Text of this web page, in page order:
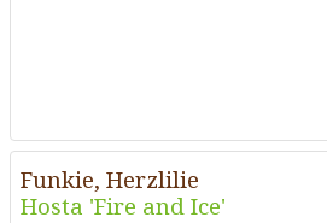
Funkie, Herzlilie
Hosta 'Fire and Ice'